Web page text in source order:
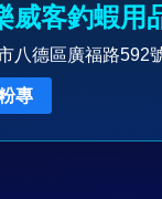
威客釣蝦用
八德區廣福路592
專